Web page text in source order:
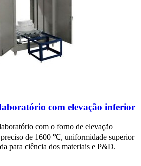
com elevação inferior
com o forno de elevação
de 1600 ℃, uniformidade superior
para ciência dos materiais e P&D.